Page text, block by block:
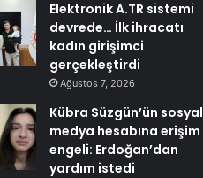
Elektronik A.TR sistemi
devrede… İlk ihracatı
kadın girişimci
gerçekleştirdi
Ağustos 7, 2026
Kübra Süzgün’ün sosyal
medya hesabına erişim
engeli: Erdoğan’dan
yardım istedi